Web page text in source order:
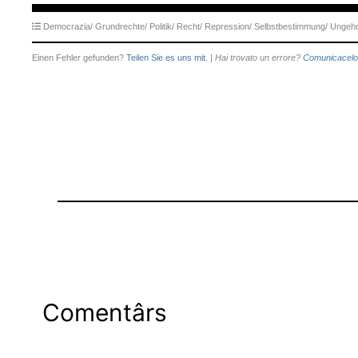
Democrazia/ Grundrechte/ Politik/ Recht/ Repression/ Selbstbestimmung/
Einen Fehler gefunden? Teilen Sie es uns mit. | Hai trovato un errore? Comunicacelo.
Comentârs